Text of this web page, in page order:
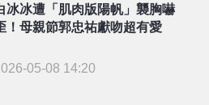
冰冰遭「肌肉版陽帆」襲胸嚇
！母親節郭忠祐獻吻超有愛
05-08 14:20